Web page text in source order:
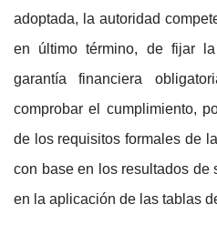
adoptada, la autoridad
en último término, de fijar
garantía financiera
comprobar el cumplimiento,
de los requisitos formales de
con base en los resultados de
en la aplicación de las tablas